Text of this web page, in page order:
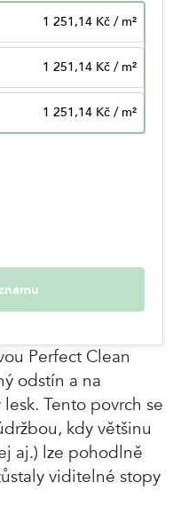
1 251,14 Kč / m²
1 251,14 Kč / m²
1 251,14 Kč / m²
Perfect Clean
odstín a na
Tento povrch se
kdy většinu
aj.) lze pohodlně
viditelné stopy